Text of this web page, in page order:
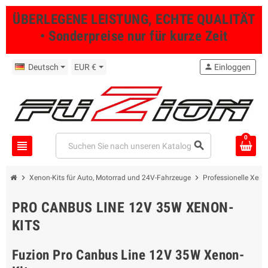
ÜBERLEGENE LEISTUNG, ECHTE QUALITÄT
• Sonderpreise nur für kurze Zeit
Deutsch EUR €
view_headline search
person Einloggen
0
chevron_right Xenon-Kits für Auto, Motorrad und 24V-Fahrzeuge chevron_right Professionelle
PRO CANBUS LINE 12V 35W XENON-
KITS
Fuzion Pro Canbus Line 12V 35W Xenon-